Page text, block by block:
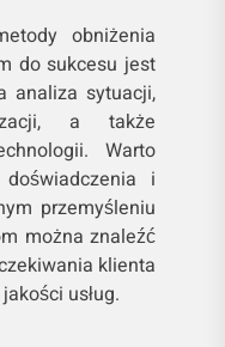
obniżenia
do sukcesu jest
analiza sytuacji,
a także
Warto
i
przemyśleniu
można znaleźć
klienta
usług.